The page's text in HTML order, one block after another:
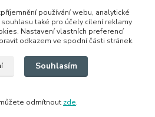
používání webu, analytické
také pro účely cílení reklamy
Nastavení vlastních preferencí
odkazem ve spodní části stránek.
Souhlasím
odmítnout zde.